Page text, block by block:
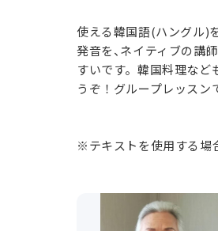
使える韓国語(ハングル)
発音を、ネイティブの講
すいです。韓国料理など
うぞ！グループレッスン
※テキストを使用する場